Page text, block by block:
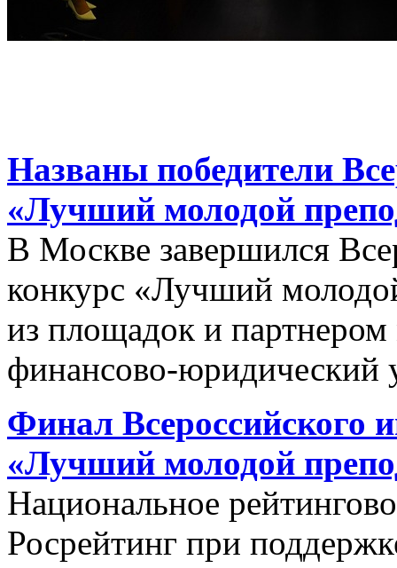
Названы победители
«Лучший молодой
В Москве завершился
конкурс «Лучший
из площадок и
финансово-
Финал Всероссийского
«Лучший молодой
Национальное
Росрейтинг при